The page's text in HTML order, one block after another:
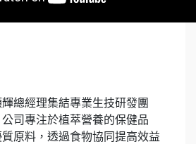
總經理集結專業生技研發團
司專注於植萃營養的保健品
原料，透過食物協同提高效益